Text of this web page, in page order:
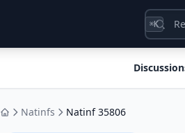
⌘K
AccueilNatinfs Natinf 35806